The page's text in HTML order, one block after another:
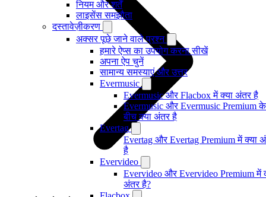
नियम और शर्तें
लाइसेंस समझौता
दस्तावेज़ीकरण
अक्सर पूछे जाने वाले प्रश्न
हमारे ऐप्स का उपयोग करना सीखें
अपना ऐप चुनें
सामान्य समस्याएं और उत्तर
Evermusic
Evermusic और Flacbox में क्या अंतर है
Evermusic और Evermusic Premium के
बीच क्या अंतर है
Evertag
Evertag और Evertag Premium में क्या
है
Evervideo
Evervideo और Evervideo Premium में
अंतर है?